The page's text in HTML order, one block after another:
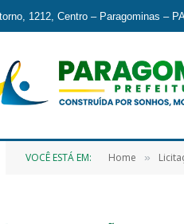
1212, Centro – Paragominas –
VOCÊ ESTÁ EM: Home »